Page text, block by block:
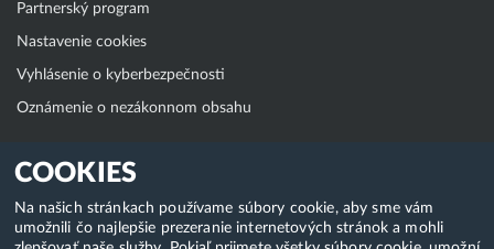
COOKIES
Na našich stránkach používame súbory cookie, aby sme vám
umožnili čo najlepšie prezeranie internetových stránok a mohli
Partnerský program
Nastavenie cookies
Vyhlásenie o kyberbezpečnosti
Oznámenie o nezákonnom obsahu
Klientská zóna
WebAdmin
WebMail